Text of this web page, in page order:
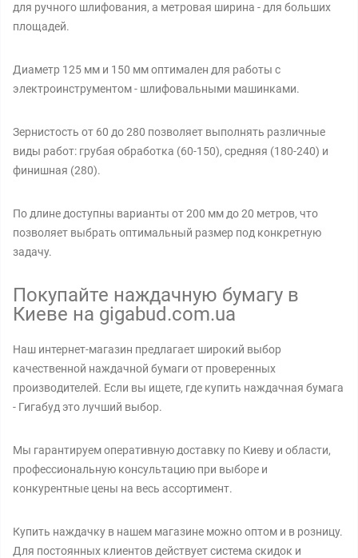
для ручного шлифования, а метровая ширина - для больших
площадей.
Диаметр 125 мм и 150 мм оптимален для работы с
электроинструментом - шлифовальными машинками.
Зернистость от 60 до 280 позволяет выполнять различные
виды работ: грубая обработка (60-150), средняя (180-240) и
финишная (280).
По длине доступны варианты от 200 мм до 20 метров, что
позволяет выбрать оптимальный размер под конкретную
задачу.
Покупайте наждачную бумагу в
Киеве на gigabud.com.ua
Наш интернет-магазин предлагает широкий выбор
качественной наждачной бумаги от проверенных
производителей. Если вы ищете, где купить наждачная бумага
- Гигабуд это лучший выбор.
Мы гарантируем оперативную доставку по Киеву и области,
профессиональную консультацию при выборе и
конкурентные цены на весь ассортимент.
Купить наждачку в нашем магазине можно оптом и в розницу.
Для постоянных клиентов действует система скидок и